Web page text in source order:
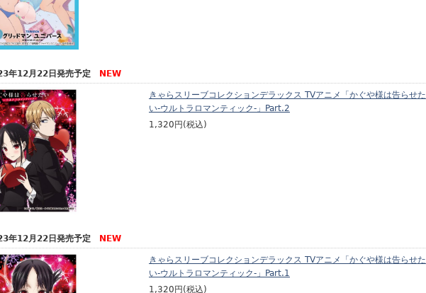
年12月22日発売予定 NEW
きゃらスリーブコレクションデラックス TVアニメ「かぐや様は告らせた
い-ウルトラロマンティック-」Part.2
1,320円(税込)
年12月22日発売予定 NEW
きゃらスリーブコレクションデラックス TVアニメ「かぐや様は告らせた
い-ウルトラロマンティック-」Part.1
1,320円(税込)